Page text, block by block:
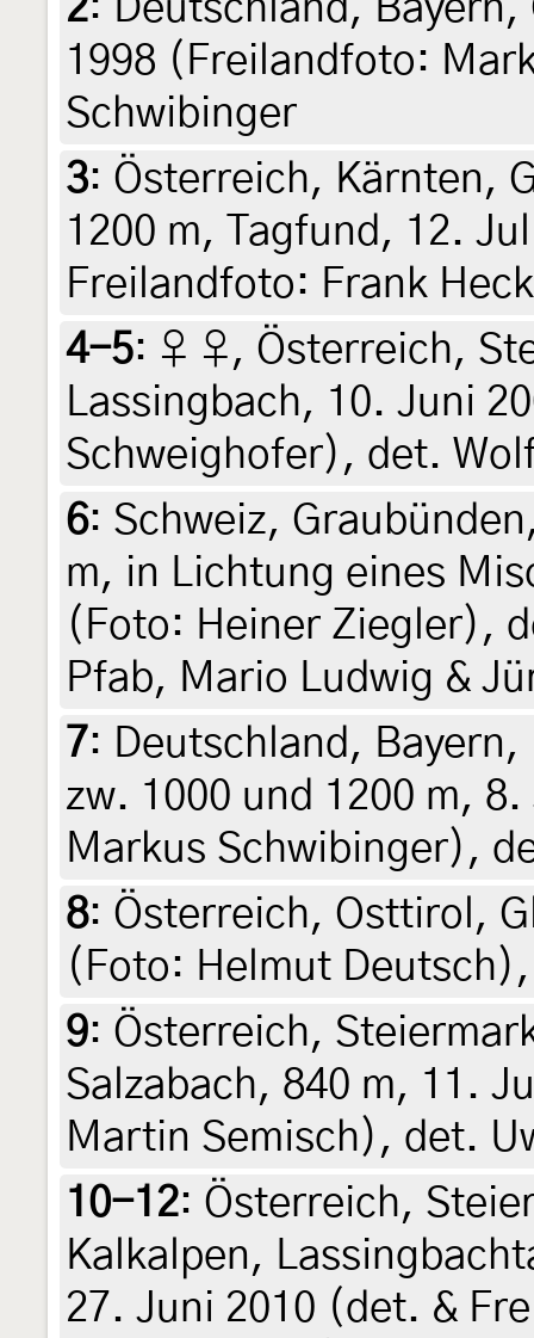
2: Deutschland,
1998 (Freilandfoto:
Schwibinger
3: Österreich, Kärnten,
1200 m, Tagfund, 12.
Freilandfoto: Frank
4-5: ♀ ♀, Österreich,
Lassingbach, 10. Juni
Schweighofer), det.
6: Schweiz,
m, in Lichtung eines
(Foto: Heiner Ziegler),
Pfab, Mario Ludwig &
7: Deutschland,
zw. 1000 und 1200 m,
Markus Schwibinger),
8: Österreich, Osttirol,
(Foto: Helmut
9: Österreich,
Salzabach, 840 m, 11.
Martin Semisch), det.
10-12: Österreich,
Kalkalpen,
27. Juni 2010 (det. &